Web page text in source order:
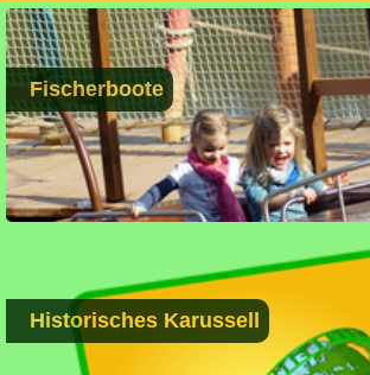
Fischerboote
Historisches Karussell